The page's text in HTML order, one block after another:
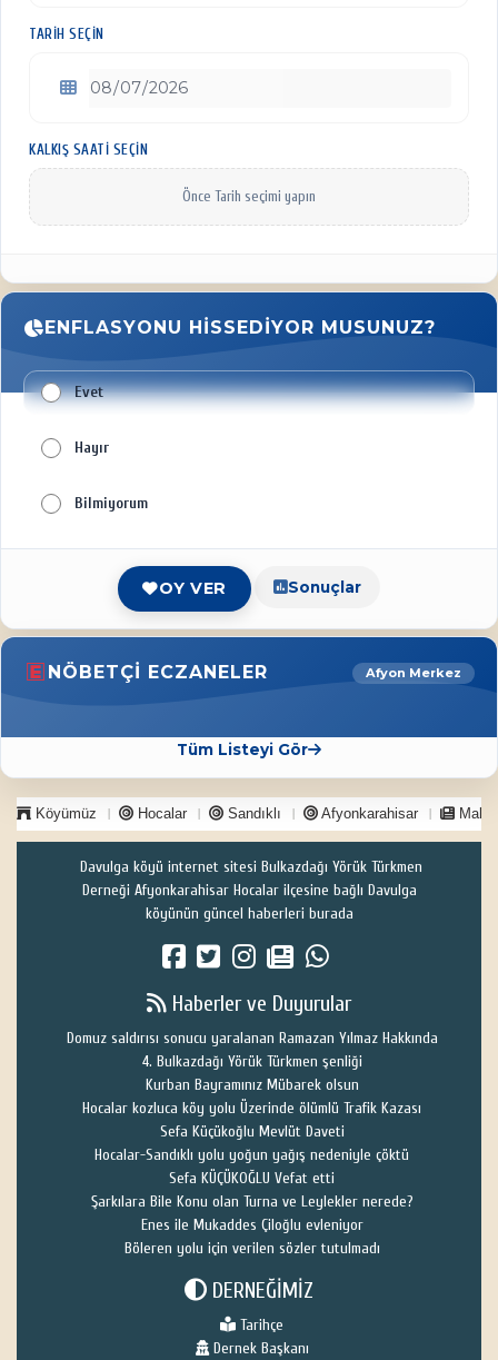
TARIH SEÇIN
KALKIŞ SAATI SEÇIN
Önce Tarih seçimi yapın
ENFLASYONU HISSEDIYOR MUSUNUZ?
Evet
Hayır
Bilmiyorum
OY VER Sonuçlar
NÖBETÇI ECZANELER Afyon Merkez
Tüm Listeyi Gör
Köyümüz Hocalar Sandıklı Afyonkarahisar
Davulga köyü internet sitesi Bulkazdağı Yörük Türkmen
Derneği Afyonkarahisar Hocalar ilçesine bağlı Davulga
köyünün güncel haberleri burada
Haberler ve Duyurular
Domuz saldırısı sonucu yaralanan Ramazan Yılmaz Hakkında
4. Bulkazdağı Yörük Türkmen şenliği
Kurban Bayramınız Mübarek olsun
Hocalar kozluca köy yolu Üzerinde ölümlü Trafik Kazası
Sefa Küçükoğlu Mevlüt Daveti
Hocalar-Sandıklı yolu yoğun yağış nedeniyle çöktü
Sefa KÜÇÜKOĞLU Vefat etti
Şarkılara Bile Konu olan Turna ve Leylekler nerede?
Enes ile Mukaddes Çiloğlu evleniyor
Böleren yolu için verilen sözler tutulmadı
DERNEĞİMİZ
Tarihçe
Dernek Başkanı